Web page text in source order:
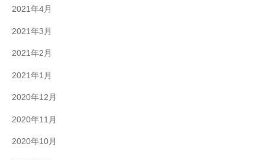
2021年4月
2021年3月
2021年2月
2021年1月
2020年12月
2020年11月
2020年10月